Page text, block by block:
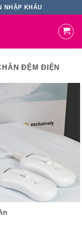
NHẬP KHẨU
ĐỆM ĐIỆN